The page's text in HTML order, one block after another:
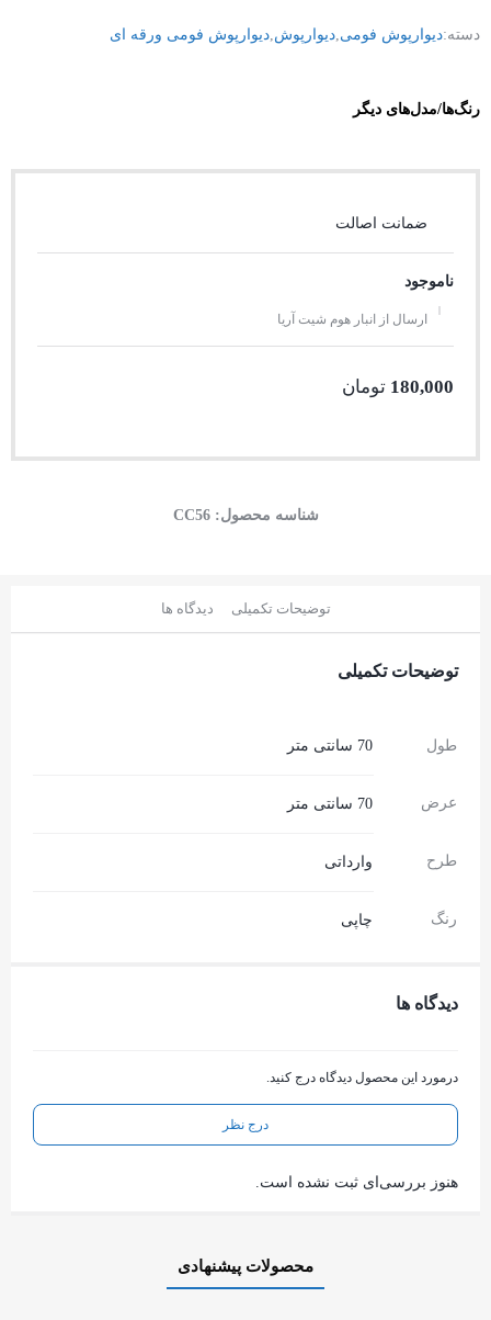
دسته:دیوارپوش فومی دیوارپوش دیوارپوش فومی ورقه ای
رنگ‌ها/مدل‌های دیگر
ضمانت اصالت
ناموجود
ارسال از انبار هوم شیت آریا
180,000 تومان
شناسه محصول:CC56
توضیحات تکمیلی دیدگاه ها
توضیحات تکمیلی
طول 70 سانتی متر
عرض 70 سانتی متر
طرح وارداتی
رنگ چاپی
دیدگاه ها
درمورد این محصول دیدگاه درج کنید.
درج نظر
هنوز بررسی‌ای ثبت نشده است.
محصولات پیشنهادی